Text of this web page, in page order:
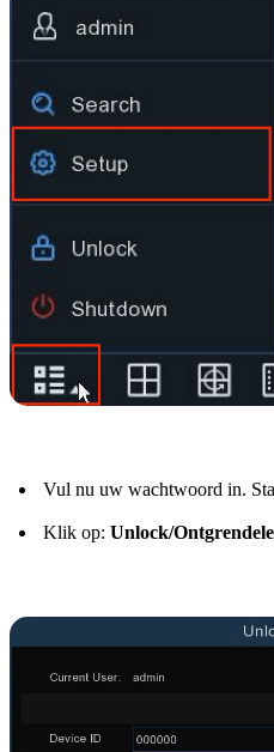
Vul nu uw wachtwoord in.
Klik op: Unlock/